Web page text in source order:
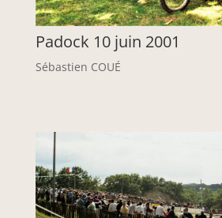
Padock 10 juin 2001
Sébastien COUÉ